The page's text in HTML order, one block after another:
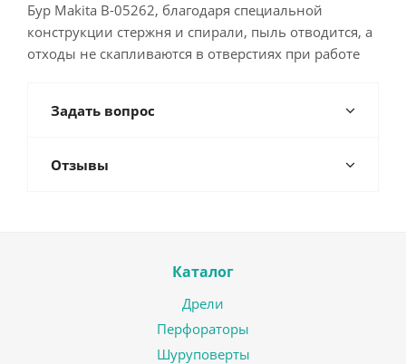
Бур Makita B-05262, благодаря специальной
конструкции стержня и спирали, пыль отводится, а
отходы не скапливаются в отверстиях при работе
Задать вопрос
Отзывы
Каталог
Дрели
Перфораторы
Шуруповерты